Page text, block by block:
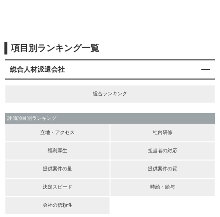
項目別ランキング一覧
総合人材派遣会社
総合ランキング
評価項目別ランキング
立地・アクセス 社内研修
福利厚生 担当者の対応
提供案件の量 提供案件の質
決定スピード 時給・給与
会社の信頼性